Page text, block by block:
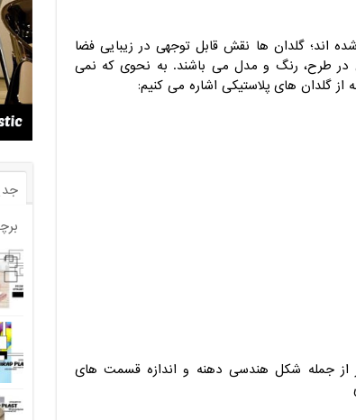
اند؛ گلدان ها نقش قابل توجهی در زیبایی فضا
در طرح، رنگ و مدل می باشند. به نحوی که نمی
از گلدان های پلاستیکی اشاره می کنیم:
از جمله شکل هندسی دهنه و اندازه قسمت های